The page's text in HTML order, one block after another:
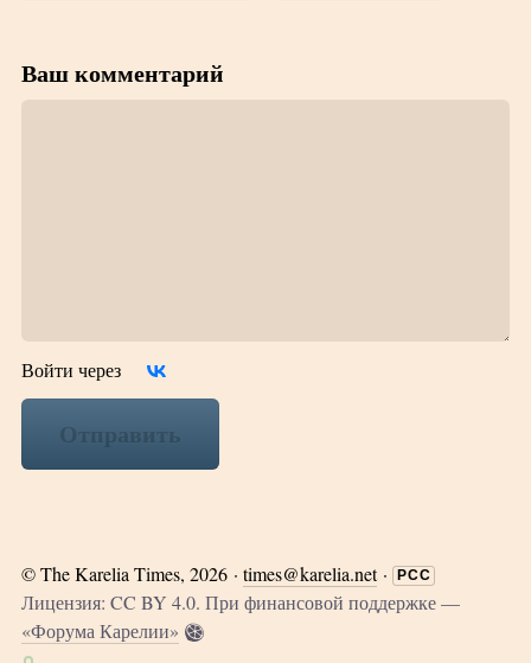
Ваш комментарий
Войти через
Отправить
©The Karelia Times, 2026 · times@karelia.net· РСС
Лицензия: CC BY 4.0. При финансовой поддержке —
«Форума Карелии»